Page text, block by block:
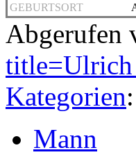
GEBURTSORT
Abgerufen
Kategorien:
Mann